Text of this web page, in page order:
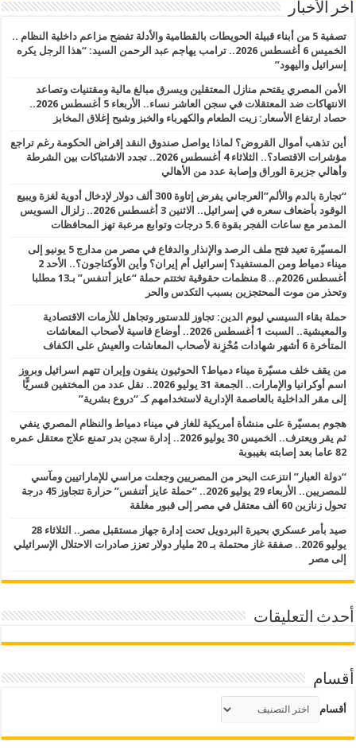
أخر الأخبار
تصفية 5 من أبناء قبيلة الحويطات بالقطامية والأدلة تفضح مزاعم داخلية النظام ..
الخميس 6 أغسطس 2026.. ترامب يهاجم عبد الرحمن السيد: “هذا الرجل يكره
إسرائيل واليهود”
الأمن المصري يقتحم منازل المعتقلين ويسرق مبالغ مالية ومقتنيات وتصاعد
الانتهاكات ضد المعتقلات في سجن العاشر نساء.. الأربعاء 5 أغسطس 2026..
حصاد ارتفاع الأسعار: زيت الطعام والكهرباء والخبز وشبح إغلاق المخابز
أين تذهب أموال القروض؟ لماذا يواصل صندوق النقد إقراض الحكومة رغم تراجع
مؤشرات الاقتصاد؟.. الثلاثاء 4 أغسطس 2026.. تجدد الاشتباكات بين الشرطة
وأهالي جزيرة الوراق وإصابة عدد من الأهالي
“تجارة بالدم والألم”العرجاني يفرض إتاوة 300 ألف دولار لإدخال أدوية لغزة ويبيع
الوقود بأضعاف سعره في إسرائيل.. الاثنين 3 أغسطس 2026.. زلزال السويس
المدمر مع ساعات الفجر بقوة 5.6 درجات وتوابع مرعبة تهز المحافظات
المسيّرة تعيد فتح ملف الرصد والإنذار والدفاع في مصر من مدارج 5 يونيو إلى
ميناء دمياط ومن المستفيد؟ إسرائيل أم إيران؟ وأين الأوكتاجون؟.. الأحد 2
أغسطس 2026م.. 8 منظمات حقوقية تختتم حملة “عايز أتنفس” بـ13 مطلبا
وتحذر من موت المحتجزين بسبب التكدس والحر
حملة بقاء السيسي ليوم الدين: تجاوز للدستور وتجاهل للأزمات الاقتصادية
والمعيشية.. السبت 1 أغسطس 2026.. أوضاع قاسية لأصحاب المعاشات
المتأخرة 6 أشهر شهادات مُحْزِنة لأصحاب المعاشات والعيش على الكفاف
من يقف خلف مسيّرة ميناء دمياط؟ الحوثيون ينفون وإيران تتهم اسرائيل وبروز
اسم أوكرانيا والإمارات.. الجمعة 31 يوليو 2026.. نقل عدد من المختفين قسريًّا
إلى مقر الداخلية بالعاصمة الإدارية لاستخدامهم كـ “دروع بشرية”
هجوم بمسيّرة على منشأة أمريكية للغاز في ميناء دمياط والنظام المصري ينفي
ثم يقر ويعترف.. الخميس 30 يوليو 2026.. إدارة سجن بدر تمنع علاج معتقل عمره
82 عاما بعد إصابته بغيبوبة
“دولة العبار” انتزعت البحر من المصريين وجعلت مراسي للإماراتيين ومآسي
للمصريين.. الأربعاء 29 يوليو 2026.. “حملة عايز أتنفس” حرارة تتجاوز 45 درجة
تحول زنازين 60 ألف معتقل في مصر إلى قبور مغلقة
صيد بأمر عسكري بحيرة البردويل تحت إدارة جهاز مستقبل مصر.. الثلاثاء 28
يوليو 2026.. صفقة غاز محتملة بـ 20 مليار دولار تعزز صادرات الاحتلال الإسرائيلي
إلى مصر
أحدث التعليقات
أقسام
أقسام